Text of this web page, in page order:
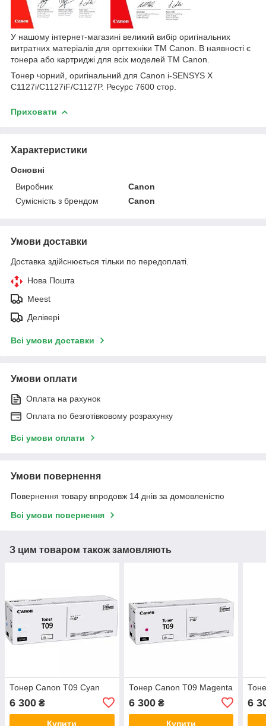
У нашому інтернет-магазині великий вибір оригінальних
витратних матеріалів для оргтехніки TM Canon . В наявності є
тонера або картриджі для всіх моделей TM Canon
Тонер чорний, оригінальний для Canon i-SENSYS X
C1127i/C1127iF/C1127P. Ресурс 7600 стор.
Приховати
Характеристики
Основні
Виробник
Canon
Сумісність з брендом
Canon
Умови доставки
Доставка здійснюється тільки по передоплаті.
Нова Пошта
Meest
Делівері
Всі умови доставки
Умови оплати
Оплата на рахунок
Оплата по безготівковому розрахунку
Всі умови оплати
Умови повернення
Повернення товару впродовж 14 днів за домовленістю
Всі умови повернення
З цим товаром також замовляють
Тонер Canon T09 Cyan
6 300 ₴
Купити
Тонер Canon T09 Magenta
6 300₴
Купити
6